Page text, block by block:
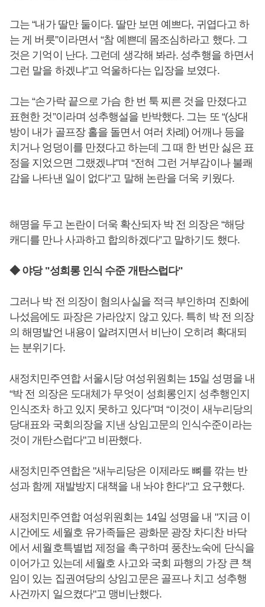
그는 “내가 딸만 둘이다. 딸만 보면 예쁘다, 귀엽다고 하
는 게 버릇”이라면서 “참 예쁜데 몸조심하라고 했다. 그
것은 기억이 난다. 그런데 생각해 봐라. 성추행을 하면서
그런 말을 하겠냐”고 억울하다는 입장을 보였다.
그는 “손가락 끝으로 가슴 한 번 툭 찌른 것을 만졌다고
표현한 것”이라며 성추행설을 반박했다. 그는 또 “(상대
방이 내가 골프장 홀을 돌면서 여러 차례) 어깨나 등을
치거나 엉덩이를 만졌다고 하는데 그 때 한 번만 싫은 표
정을 지었으면 그랬겠냐”며 “전혀 그런 거부감이나 불쾌
감을 나타낸 일이 없다”고 말해 논란을 더욱 키웠다.
해명을 두고 논란이 더욱 확산되자 박 전 의장은 “해당
캐디를 만나 사과하고 합의하겠다”고 말하기도 했다.
◆ 야당 "성희롱 인식 수준 개탄스럽다"
그러나 박 전 의장이 혐의사실을 적극 부인하며 진화에
나섰음에도 파장은 가라앉지 않고 있다. 특히 박 전 의장
의 해명발언 내용이 알려지면서 비난이 오히려 확대되
는 분위기다.
새정치민주연합 서울시당 여성위원회는 15일 성명을 내
“박 전 의장은 도대체가 무엇이 성희롱인지 성추행인지
인식조차 하고 있지 못하고 있다”며 “이것이 새누리당의
당대표와 국회의장을 지낸 상임고문의 인식수준이라는
것이 개탄스럽다"고 비판했다.
새정치민주연합은 "새누리당은 이제라도 뼈를 깎는 반
성과 함께 재발방지 대책을 내 놔야 한다"고 요구했다.
새정치민주연합 여성위원회는 14일 성명을 내 "지금 이
시간에도 세월호 유가족들은 광화문 광장 차디찬 바닥
에서 세월호특별법 제정을 촉구하며 풍찬노숙에 단식을
이어가고 있는데 세월호 사고와 국회 파행의 가장 큰 책
임이 있는 집권여당의 상임고문은 골프나 치고 성추행
사건까지 일으켰다"고 맹비난했다.